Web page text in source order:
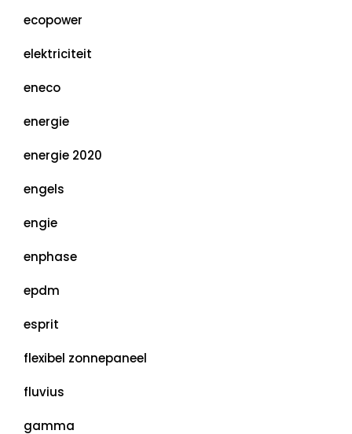
ecopower
elektriciteit
eneco
energie
energie 2020
engels
engie
enphase
epdm
esprit
flexibel zonnepaneel
fluvius
gamma